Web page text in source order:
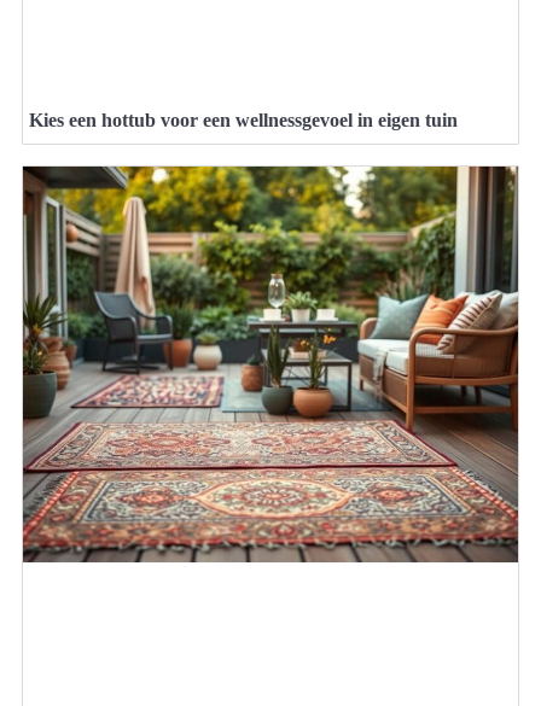
Kies een hottub voor een wellnessgevoel in eigen tuin